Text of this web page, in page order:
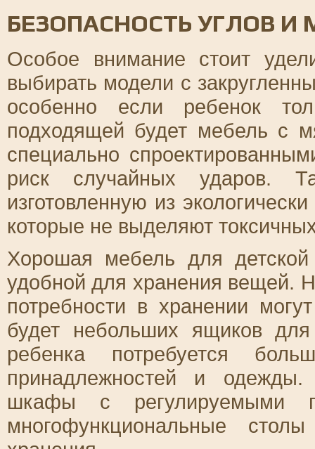
БЕЗОПАСНОСТЬ УГЛОВ И
Особое внимание стоит
выбирать модели с
особенно если ребенок
подходящей будет мебель с
специально
риск случайных ударов.
изготовленную из
которые не выделяют
Хорошая мебель для
удобной для хранения вещей.
потребности в хранении
будет небольших ящиков
ребенка потребуется
принадлежностей и
шкафы с регулируемыми
многофункциональные